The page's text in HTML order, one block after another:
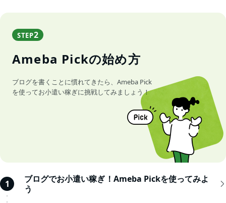
STEP2
Ameba Pickの始め方
ブログを書くことに慣れてきたら、Ameba Pick
を使ってお小遣い稼ぎに挑戦してみましょう！
1
ブログでお小遣い稼ぎ！Ameba Pickを使ってみよ
う